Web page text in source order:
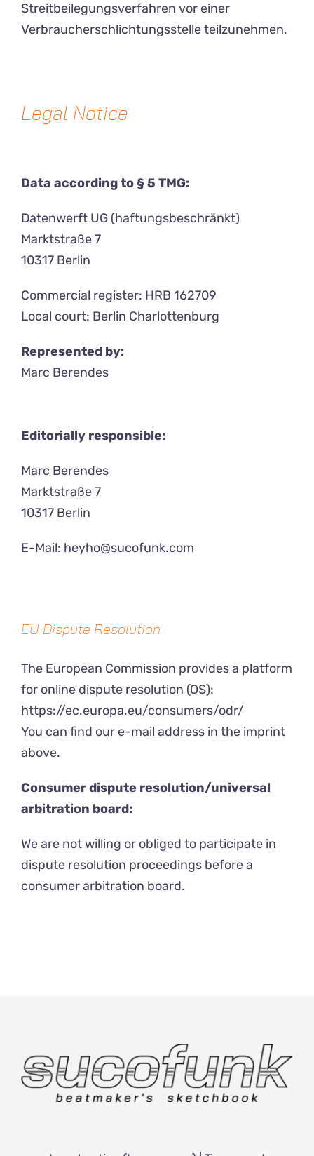
Streitbeilegungsverfahren vor einer
Verbraucherschlichtungsstelle teilzunehmen.
Legal Notice
Data according to § 5 TMG:
Datenwerft UG (haftungsbeschränkt)
Marktstraße 7
10317 Berlin
Commercial register: HRB 162709
Local court: Berlin Charlottenburg
Represented by:
Marc Berendes
Editorially responsible:
Marc Berendes
Marktstraße 7
10317 Berlin
E-Mail: heyho@sucofunk.com
EU Dispute Resolution
The European Commission provides a platform
for online dispute resolution (OS):
https://ec.europa.eu/consumers/odr/
You can find our e-mail address in the imprint
above.
Consumer dispute resolution/universal
arbitration board:
We are not willing or obliged to participate in
dispute resolution proceedings before a
consumer arbitration board.